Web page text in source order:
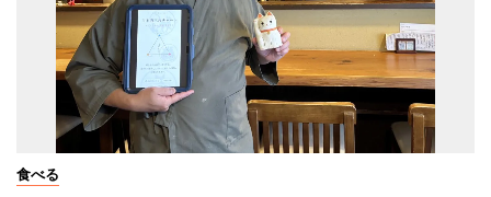
食べる